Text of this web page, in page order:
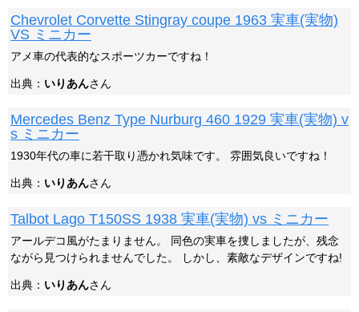
Chevrolet Corvette Stingray coupe 1963 実車(実物)
VS ミニカー
アメ車の代表的なスポーツカーですね！
出典： いりあんさん
Mercedes Benz Type Nurburg 460 1929 実車(実物) v
s ミニカー
1930年代の車に若干取り憑かれ気味です。 雰囲気良いですね！
出典： いりあんさん
Talbot Lago T150SS 1938 実車(実物) vs ミニカー
アールデコ風がたまりません。 同色の実車を捜しましたが、残念
ながら見つけられませんでした。 しかし、素敵なデザインですね!
出典： いりあんさん